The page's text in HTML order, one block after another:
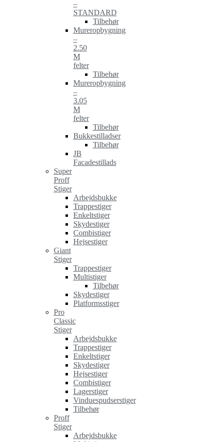
–
STANDARD
Tilbehør
Mureropbygning
–
2.50
M
felter
Tilbehør
Mureropbygning
–
3.05
M
felter
Tilbehør
Bukkestilladser
Tilbehør
JB
Facadestillads
Super
Proff
Stiger
Arbejdsbukke
Trappestiger
Enkeltstiger
Skydestiger
Combistiger
Hejsestiger
Giant
Stiger
Trappestiger
Multistiger
Tilbehør
Skydestiger
Platformsstiger
Pro
Classic
Stiger
Arbejdsbukke
Trappestiger
Enkeltstiger
Skydestiger
Hejsestiger
Combistiger
Lagerstiger
Vinduespudserstiger
Tilbehør
Proff
Stiger
Arbejdsbukke